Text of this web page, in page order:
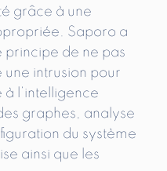
grâce à une
Saporo a
principe de ne pas
une intrusion pour
l’intelligence
graphes, analyse
du système
ainsi que les